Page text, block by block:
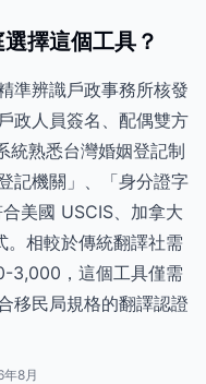
擇這個工具？
準辨識戶政事務所核發
政人員簽名、配偶雙方
統熟悉台灣婚姻登記制
記機關」、「身分證字
美國 USCIS、加拿大
。相較於傳統翻譯社需
3,000，這個工具僅需
移民局規格的翻譯認證
8月